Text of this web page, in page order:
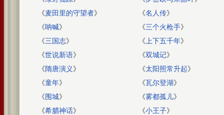
《麦田里的守望者》 《名人传》
《呐喊》 《三个火枪手》
《三国志》 《 上下五千年》
《世说新语》 《双城记》
《隋唐演义》 《太阳照常升起》
《童年》 《瓦尔登湖》
《围城》 《雾都孤儿》
《希腊神话》 《小王子》